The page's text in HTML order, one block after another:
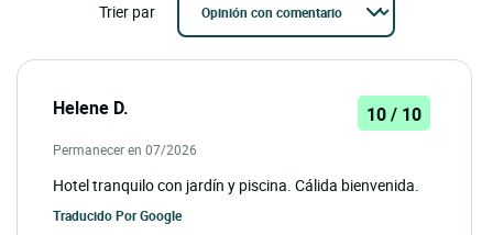
Trier par
Helene D. 10 / 10
Permanecer en 07/2026
Hotel tranquilo con jardín y piscina. Cálida bienvenida.
Traducido PorGoogle